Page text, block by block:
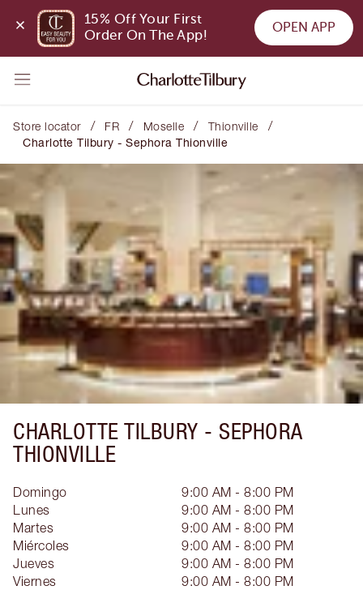
15% Off Your First
Order On The App!
OPEN APP
Store locator / FR / Moselle / Thionville /
Charlotte Tilbury - Sephora Thionville
CHARLOTTE TILBURY - SEPHORA
THIONVILLE
Domingo
9:00 AM - 8:00 PM
Lunes
9:00 AM - 8:00 PM
Martes
9:00 AM - 8:00 PM
Miércoles
9:00 AM - 8:00 PM
Jueves
9:00 AM - 8:00 PM
Viernes
9:00 AM - 8:00 PM